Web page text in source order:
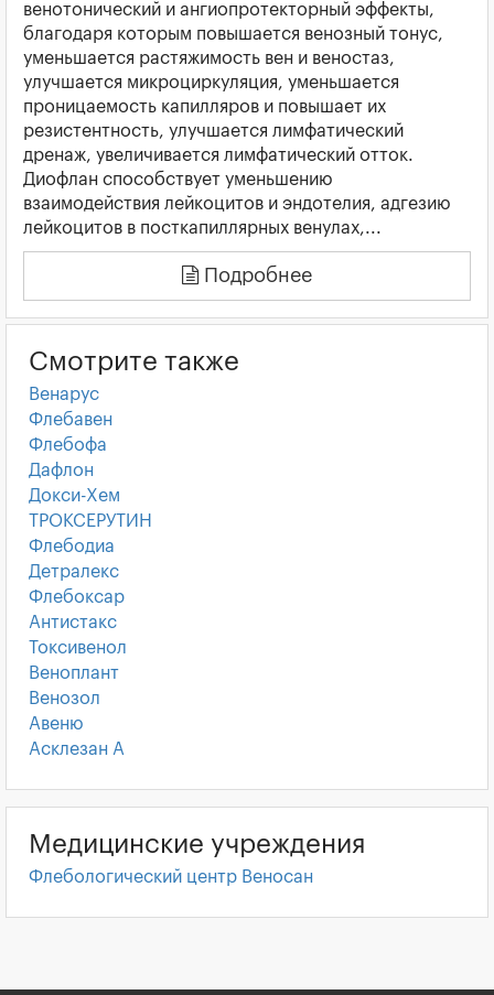
венотонический и ангиопротекторный эффекты,
благодаря которым повышается венозный тонус,
уменьшается растяжимость вен и веностаз,
улучшается микроциркуляция, уменьшается
проницаемость капилляров и повышает их
резистентность, улучшается лимфатический
дренаж, увеличивается лимфатический отток.
Диофлан способствует уменьшению
взаимодействия лейкоцитов и эндотелия, адгезию
лейкоцитов в посткапиллярных венулах,...
Подробнее
Смотрите также
Венарус
Флебавен
Флебофа
Дафлон
Докси-Хем
ТРОКСЕРУТИН
Флебодиа
Детралекс
Флебоксар
Антистакс
Токсивенол
Веноплант
Венозол
Авеню
Асклезан А
Медицинские учреждения
Флебологический центр Веносан